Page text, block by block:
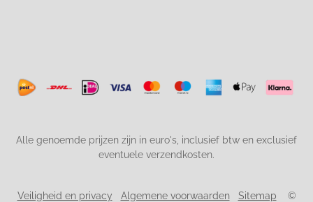
Alle genoemde prijzen zijn in euro's, inclusief btw en exclusief
eventuele verzendkosten.
Veiligheid en privacy Algemene voorwaarden Sitemap ©